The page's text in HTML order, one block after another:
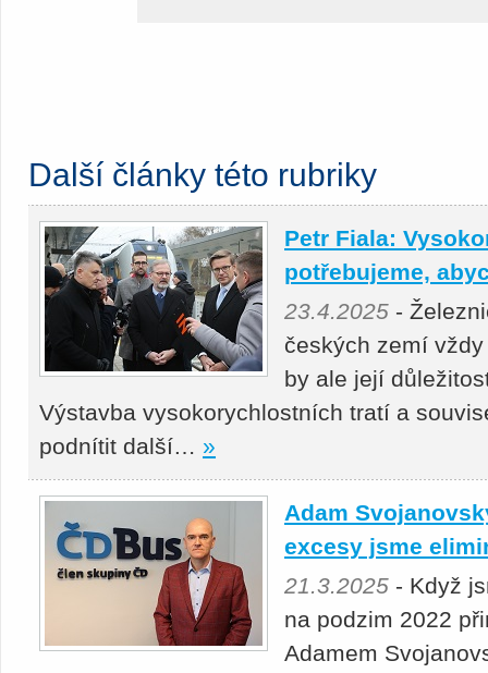
Další články této rubriky
Petr Fiala:
potřebujeme,
23.4.2025 -
českých zemí
by ale její
Výstavba vysokorychlostních tratí a
podnítit další… »
Adam
excesy jsme
21.3.2025 - Když
na podzim 2022
Adamem